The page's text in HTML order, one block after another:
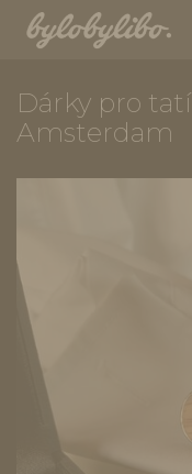
Dárky pro
Amsterdam